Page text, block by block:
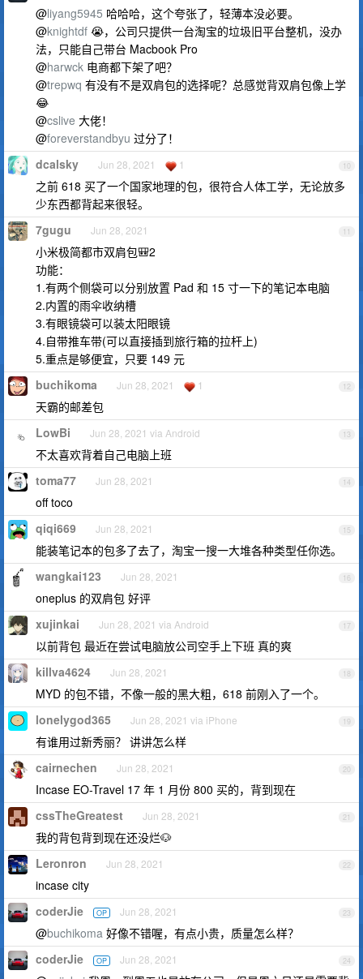
@liyang5945 哈哈哈，这个夸张了，轻薄本没必要。
@knightdf 😭，公司只提供一台淘宝的垃圾旧平台整机，没办
法，只能自己带台 Macbook Pro
@harwck 电商都下架了吧？
@trepwq 有没有不是双肩包的选择呢？总感觉背双肩包像上学
😂
@cslive 大佬！
@foreverstandbyu 过分了！
10
dcalsky Jun 28, 2021 1
之前 618 买了一个国家地理的包，很符合人体工学，无论放多
少东西都背起来很轻。
11
7gugu Jun 28, 2021
小米极简都市双肩包🎒2
功能：
1.有两个侧袋可以分别放置 Pad 和 15 寸一下的笔记本电脑
2.内置的雨伞收纳槽
3.有眼镜袋可以装太阳眼镜
4.自带推车带(可以直接插到旅行箱的拉杆上)
5.重点是够便宜，只要 149 元
12
buchikoma Jun 28, 2021 1
天霸的邮差包
13
LowBi Jun 28, 2021 via Android
不太喜欢背着自己电脑上班
14
toma77 Jun 28, 2021
off toco
15
qiqi669 Jun 28, 2021
能装笔记本的包多了去了，淘宝一搜一大堆各种类型任你选。
16
wangkai123 Jun 28, 2021
oneplus 的双肩包 好评
17
xujinkai Jun 28, 2021 via Android
以前背包 最近在尝试电脑放公司空手上下班 真的爽
18
killva4624 Jun 28, 2021
MYD 的包不错，不像一般的黑大粗，618 前刚入了一个。
19
lonelygod365 Jun 28, 2021 via iPhone
有谁用过新秀丽？ 讲讲怎么样
20
cairnechen Jun 28, 2021
Incase EO-Travel 17 年 1 月份 800 买的，背到现在
21
cssTheGreatest Jun 28, 2021
我的背包背到现在还没烂🐶
22
Leronron Jun 28, 2021
incase city
23
coderJie OP Jun 28, 2021
@buchikoma 好像不错喔，有点小贵，质量怎么样？
24
coderJie OP Jun 28, 2021